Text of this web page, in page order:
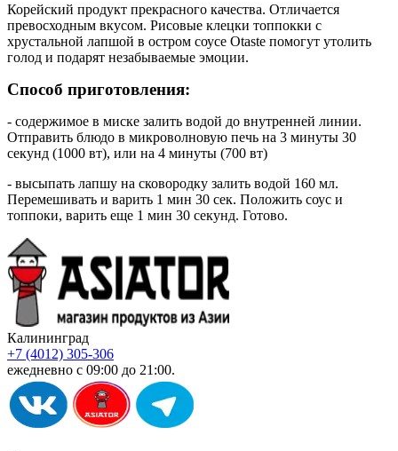
Корейский продукт прекрасного качества. Отличается
превосходным вкусом. Рисовые клецки топпокки с
хрустальной лапшой в остром соусе Otaste помогут утолить
голод и подарят незабываемые эмоции.
Способ приготовления:
- содержимое в миске залить водой до внутренней линии.
Отправить блюдо в микроволновую печь на 3 минуты 30
секунд (1000 вт), или на 4 минуты (700 вт)
- высыпать лапшу на сковородку залить водой 160 мл.
Перемешивать и варить 1 мин 30 сек. Положить соус и
топпоки, варить еще 1 мин 30 секунд. Готово.
Калининград
+7 (4012) 305-306
ежедневно с 09:00 до 21:00.